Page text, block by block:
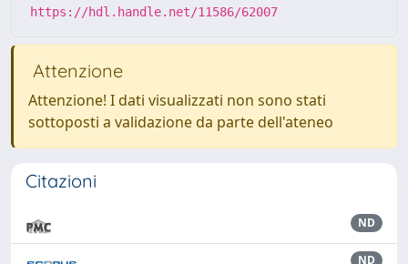
https://hdl.handle.net/11586/62007
Attenzione
Attenzione! I dati visualizzati non sono stati
sottoposti a validazione da parte dell'ateneo
Citazioni
ND
ND